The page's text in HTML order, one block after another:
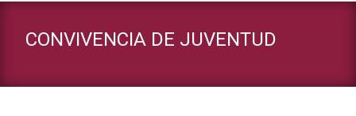
CONVIVENCIA DE JUVENTUD